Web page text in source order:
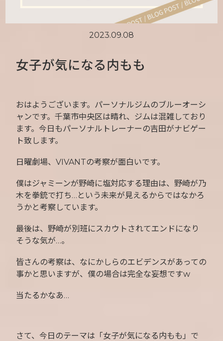
2023.09.08
女子が気になる内もも
おはようございます。パーソナルジムのブルーオーシ
ャンです。千葉市中央区は晴れ、ジムは混雑しており
ます。今日もパーソナルトレーナーの吉田がナビゲー
ト致します。
日曜劇場、VIVANTの考察が面白いです。
僕はジャミーンが野崎に塩対応する理由は、野崎が乃
木を拳銃で打ち…という未来が見えるからではなかろ
うかと考察しています。
最後は、野崎が別班にスカウトされてエンドになり
そうな気が…。
皆さんの考察は、なにかしらのエビデンスがあっての
事かと思いますが、僕の場合は完全な妄想ですw
当たるかなあ…
さて、今日のテーマは「女子が気になる内もも」で